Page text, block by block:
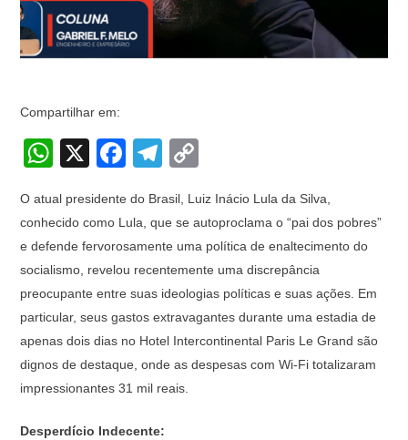
Compartilhar em:
W
at
s
A
p
p
X
F
c
e
b
o
o
k
T
e
gr
a
m
p
y
Li
n
k
O atual presidente do Brasil, Luiz Inácio Lula da Silva,
conhecido como Lula, que se autoproclama o “pai dos pobres”
e defende fervorosamente uma política de enaltecimento do
socialismo, revelou recentemente uma discrepância
preocupante entre suas ideologias políticas e suas ações. Em
particular, seus gastos extravagantes durante uma estadia de
apenas dois dias no Hotel Intercontinental Paris Le Grand são
dignos de destaque, onde as despesas com Wi-Fi totalizaram
impressionantes 31 mil reais.
Desperdício Indecente: